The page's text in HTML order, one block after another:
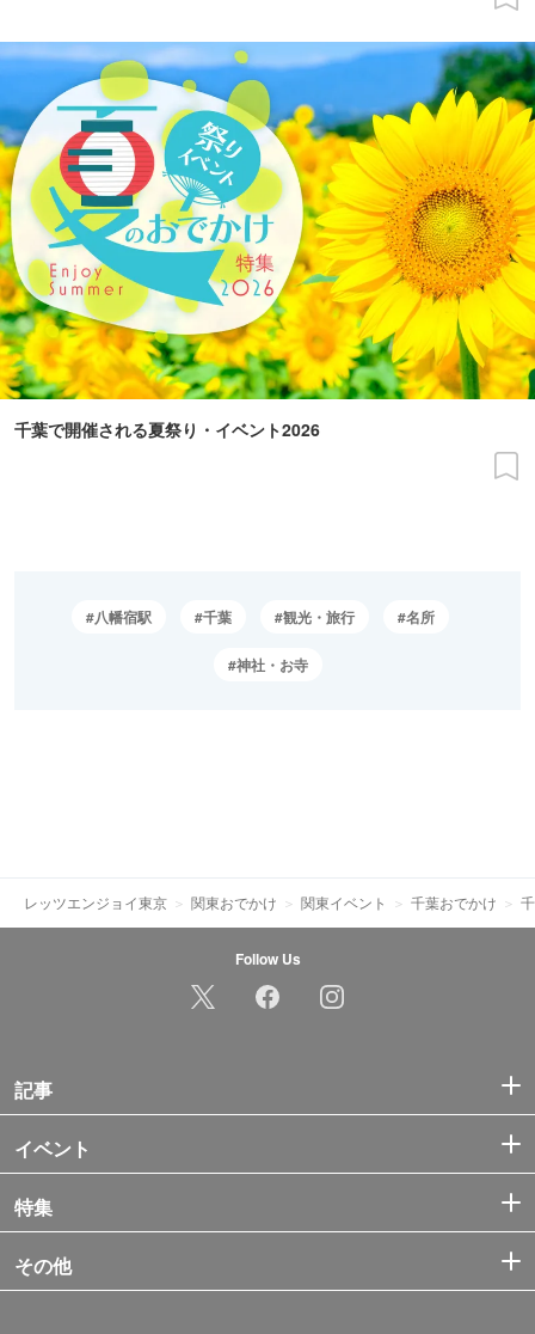
千葉で開催される夏祭り・イベント2026
八幡宿駅 千葉 観光・旅行 名所
神社・お寺
レッツエンジョイ東京 関東おでかけ 関東イベント 千葉おでかけ
Follow Us
記事
イベント
特集
その他